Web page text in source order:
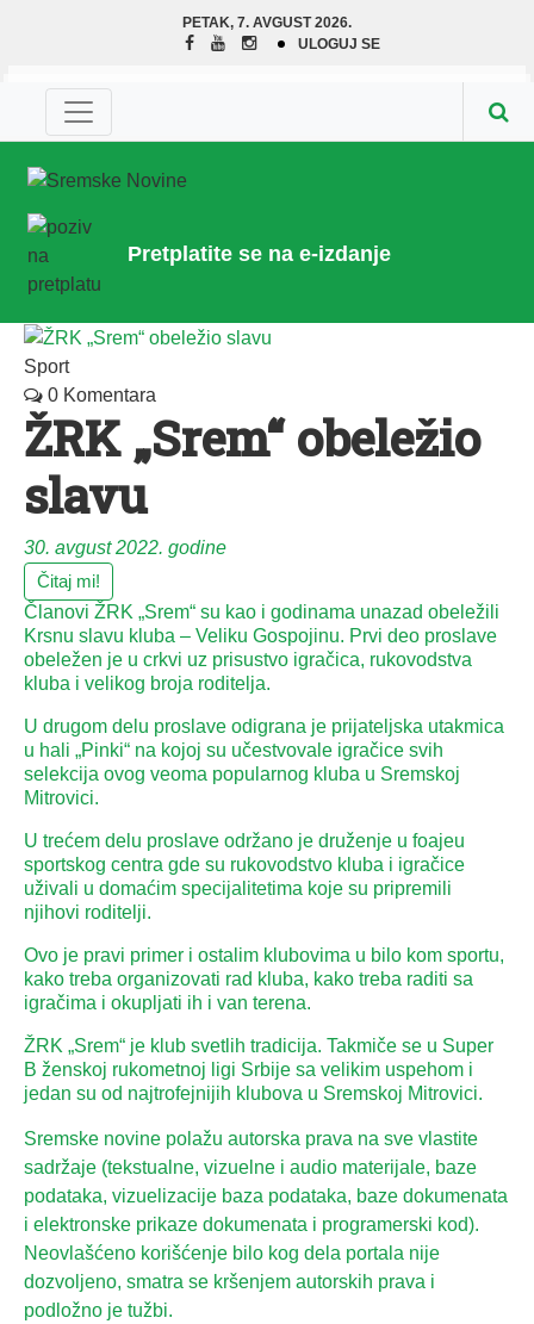
PETAK, 7. AVGUST 2026.
ULOGUJ SE
Pretplatite se na e-izdanje
Sport
0 Komentara
ŽRK „Srem“ obeležio
slavu
30. avgust 2022. godine
Čitaj mi!
Članovi ŽRK „Srem“ su kao i godinama unazad obeležili
Krsnu slavu kluba – Veliku Gospojinu. Prvi deo proslave
obeležen je u crkvi uz prisustvo igračica, rukovodstva
kluba i velikog broja roditelja.
U drugom delu proslave odigrana je prijateljska utakmica
u hali „Pinki“ na kojoj su učestvovale igračice svih
selekcija ovog veoma popularnog kluba u Sremskoj
Mitrovici.
U trećem delu proslave održano je druženje u foajeu
sportskog centra gde su rukovodstvo kluba i igračice
uživali u domaćim specijalitetima koje su pripremili
njihovi roditelji.
Ovo je pravi primer i ostalim klubovima u bilo kom sportu,
kako treba organizovati rad kluba, kako treba raditi sa
igračima i okupljati ih i van terena.
ŽRK „Srem“ je klub svetlih tradicija. Takmiče se u Super
B ženskoj rukometnoj ligi Srbije sa velikim uspehom i
jedan su od najtrofejnijih klubova u Sremskoj Mitrovici.
Sremske novine polažu autorska prava na sve vlastite
sadržaje (tekstualne, vizuelne i audio materijale, baze
podataka, vizuelizacije baza podataka, baze dokumenata
i elektronske prikaze dokumenata i programerski kod).
Neovlašćeno korišćenje bilo kog dela portala nije
dozvoljeno, smatra se kršenjem autorskih prava i
podložno je tužbi.